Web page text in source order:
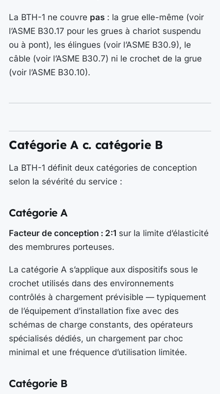
La BTH-1 ne couvre pas : la grue elle-même (voir
l’ASME B30.17 pour les grues à chariot suspendu
ou à pont), les élingues (voir l’ASME B30.9), le
câble (voir l’ASME B30.7) ni le crochet de la grue
(voir l’ASME B30.10).
Catégorie A c. catégorie B
La BTH-1 définit deux catégories de conception
selon la sévérité du service :
Catégorie A
Facteur de conception : 2:1 sur la limite d’élasticité
des membrures porteuses.
La catégorie A s’applique aux dispositifs sous le
crochet utilisés dans des environnements
contrôlés à chargement prévisible — typiquement
de l’équipement d’installation fixe avec des
schémas de charge constants, des opérateurs
spécialisés dédiés, un chargement par choc
minimal et une fréquence d’utilisation limitée.
Catégorie B